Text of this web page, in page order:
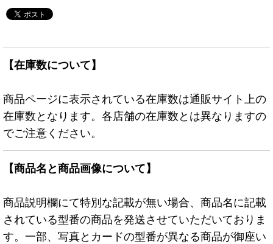
【在庫数について】
商品ページに表示されている在庫数は通販サイト上の
在庫数となります。各店舗の在庫数とは異なりますの
でご注意ください。
【商品名と商品画像について】
商品説明欄にて特別な記載が無い場合、商品名に記載
されている型番の商品を発送させていただいておりま
す。一部、写真とカードの型番が異なる商品が御座い